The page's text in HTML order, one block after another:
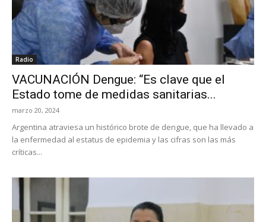
Radio
VACUNACIÓN Dengue: “Es clave que el
Estado tome de medidas sanitarias...
marzo 20, 2024
Argentina atraviesa un histórico brote de dengue, que ha llevado a
la enfermedad al estatus de epidemia y las cifras son las más
críticas...